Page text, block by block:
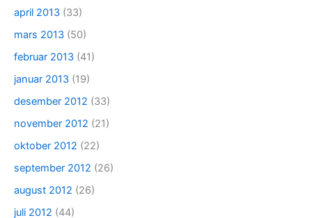
april 2013 (33)
mars 2013 (50)
februar 2013 (41)
januar 2013 (19)
desember 2012 (33)
november 2012 (21)
oktober 2012 (22)
september 2012 (26)
august 2012 (26)
juli 2012 (44)